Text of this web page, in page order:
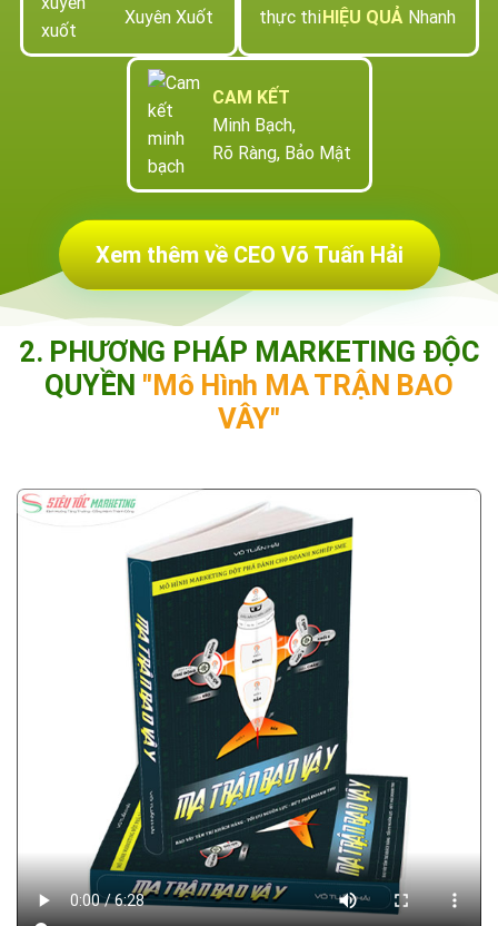
Xuyên Xuốt
HIỆU QUẢ Nhanh
CAM KẾT
Minh Bạch,
Rõ Ràng, Bảo Mật
Xem thêm về CEO Võ Tuấn Hải
2. PHƯƠNG PHÁP MARKETING ĐỘC
QUYỀN "Mô Hình MA TRẬN BAO
VÂY"